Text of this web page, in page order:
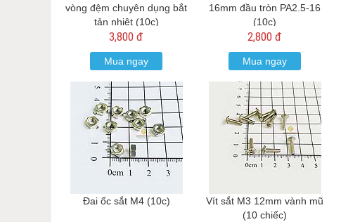
vòng đệm chuyên dụng bắt
tản nhiệt (10c)
3,800 đ
Mua ngay
16mm đầu tròn PA2.5-16
(10c)
2,800 đ
Mua ngay
Đai ốc sắt M4 (10c)
Vít sắt M3 12mm vành mũ
(10 chiếc)